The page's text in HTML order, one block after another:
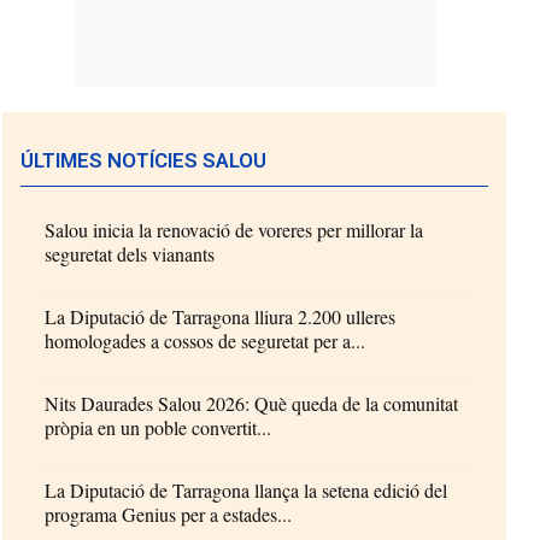
ÚLTIMES NOTÍCIES SALOU
Salou inicia la renovació de voreres per millorar la
seguretat dels vianants
La Diputació de Tarragona lliura 2.200 ulleres
homologades a cossos de seguretat per a...
Nits Daurades Salou 2026: Què queda de la comunitat
pròpia en un poble convertit...
La Diputació de Tarragona llança la setena edició del
programa Genius per a estades...